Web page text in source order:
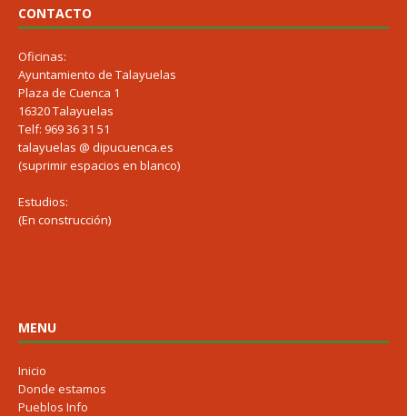
CONTACTO
Oficinas:
Ayuntamiento de Talayuelas
Plaza de Cuenca 1
16320 Talayuelas
Telf: 969 36 31 51
talayuelas @ dipucuenca.es
(suprimir espacios en blanco)
Estudios:
(En construcción)
MENU
Inicio
Donde estamos
Pueblos Info